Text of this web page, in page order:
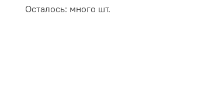
Осталось: много шт.